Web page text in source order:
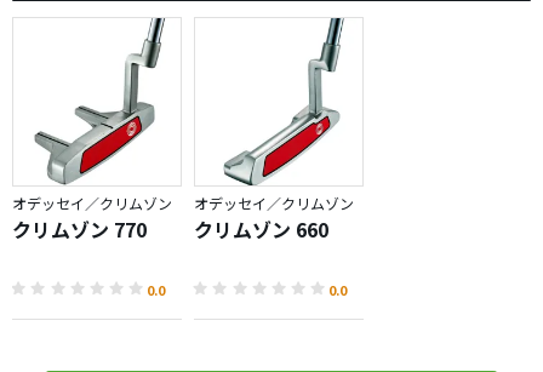
オデッセイ／クリムゾン
クリムゾン 770
0.0
オデッセイ／クリムゾン
クリムゾン 660
0.0